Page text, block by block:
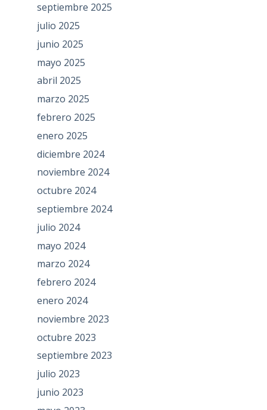
septiembre 2025
julio 2025
junio 2025
mayo 2025
abril 2025
marzo 2025
febrero 2025
enero 2025
diciembre 2024
noviembre 2024
octubre 2024
septiembre 2024
julio 2024
mayo 2024
marzo 2024
febrero 2024
enero 2024
noviembre 2023
octubre 2023
septiembre 2023
julio 2023
junio 2023